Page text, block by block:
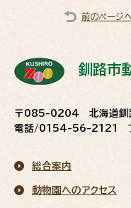
前のページ
釧路市
〒085-0204 北海道釧
電話/0154-56-2121
総合案内
動物園へのアクセス